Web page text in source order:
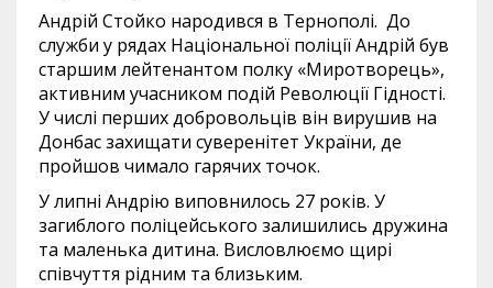
Андрій Стойко народився в Тернополі. До
служби у рядах Національної поліції Андрій був
старшим лейтенантом полку «Миротворець»,
активним учасником подій Революції Гідності.
У числі перших добровольців він вирушив на
Донбас захищати суверенітет України, де
пройшов чимало гарячих точок.
У липні Андрію виповнилось 27 років. У
загиблого поліцейського залишились дружина
та маленька дитина. Висловлюємо щирі
співчуття рідним та близьким.